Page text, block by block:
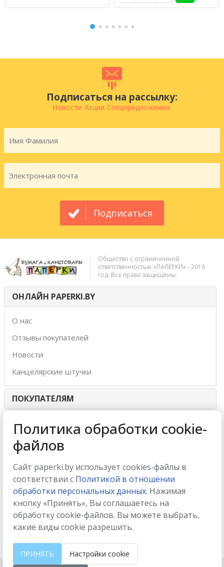
Подписаться на рассылку:
Новости Акции Спецпредложения
Подписаться
Общество с ограниченной
ответственностью «ПАПЕРКИ» - 2018
год. Все права защищены.
ОНЛАЙН PAPERKI.BY
О нас
Отзывы покупателей
Новости
Канцелярские штучки
ПОКУПАТЕЛЯМ
ИНТЕРНЕТ-МАГАЗИН
МЫ ПРИНИМАЕМ
МЫ В СОЦСЕТЯХ
Политика обработки cookie-
файлов
Сайт paperki.by использует cookies-файлы в
соответствии с Политикой в отношении
обработки персональных данных. Нажимая
кнопку «Принять», Вы соглашаетесь на
обработку cookie-файлов. Вы можете выбрать,
какие виды cookie разрешить.
ПРИНЯТЬ Настройки cookie